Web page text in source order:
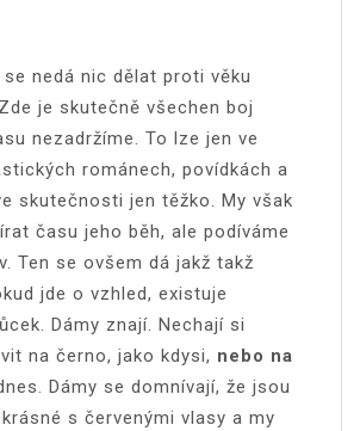
nedá nic dělat proti věku
je skutečně všechen boj
nezadržíme. To lze jen ve
románech, povídkách a
skutečnosti jen těžko. My však
času jeho běh, ale podíváme
Ten se ovšem dá jakž takž
jde o vzhled, existuje
Dámy znají. Nechají si
na černo, jako kdysi, nebo na
Dámy se domnívají, že jsou
s červenými vlasy a my